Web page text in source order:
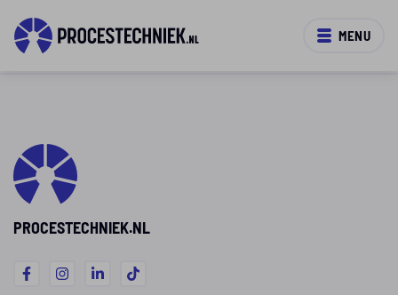
MENU
PROCESTECHNIEK.NL